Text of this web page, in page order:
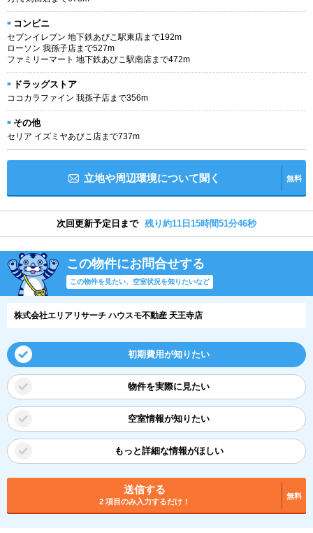
コンビニ
セブンイレブン 地下鉄あびこ駅東店まで192m
ローソン 我孫子店まで527m
ファミリーマート 地下鉄あびこ駅南店まで472m
ドラッグストア
ココカラファイン 我孫子店まで356m
その他
セリア イズミヤあびこ店まで737m
立地や周辺環境について聞く 無料
次回更新予定日まで 残り約11日15時間51分45秒
この物件にお問合せする
この物件を見たい、空室状況を知りたいなど
株式会社エリアリサーチ ハウスモ不動産 天王寺店
初期費用が知りたい
物件を実際に見たい
空室情報が知りたい
もっと詳細な情報がほしい
送信する
2 項目のみ入力するだけ！
無料